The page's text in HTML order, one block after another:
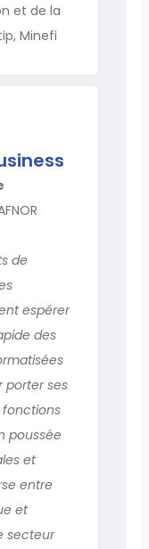
et de la
Minefi
de
espérer
des
porter ses
fonctions
poussée
et
entre
et
secteur